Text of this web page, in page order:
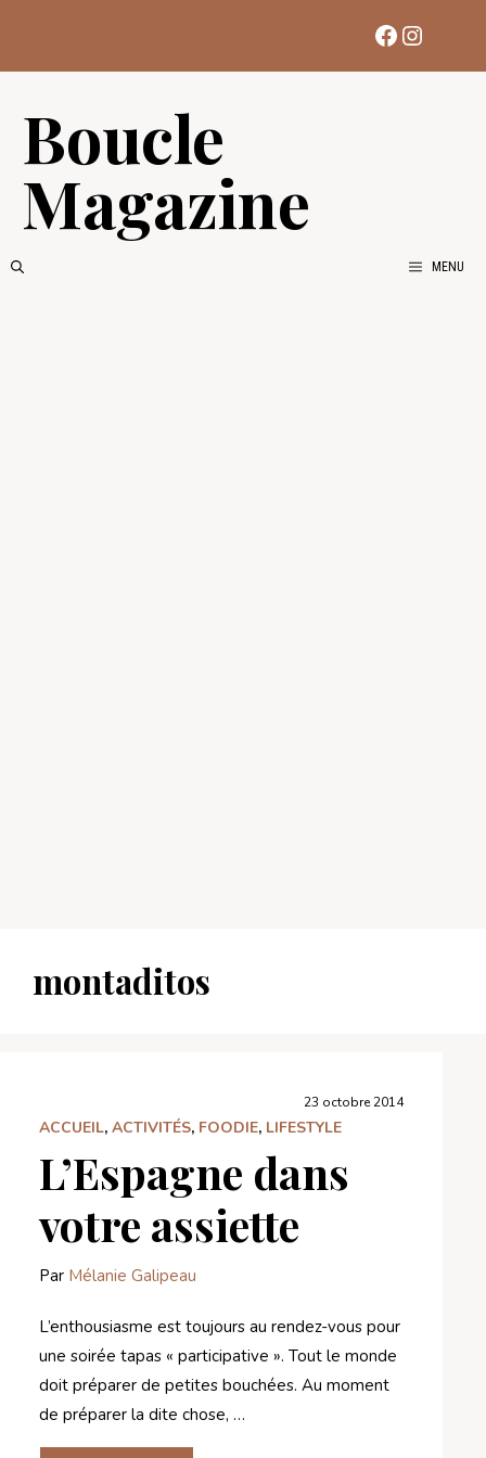
contenu
Facebook
Boucle
Magazine
MENU
montaditos
23 octobre 2014
ACCUEIL, ACTIVITÉS, FOODIE, LIFESTYLE
L’Espagne dans
votre assiette
Par Mélanie Galipeau
L’enthousiasme est toujours au rendez-vous pour
une soirée tapas « participative ». Tout le monde
doit préparer de petites bouchées. Au moment
de préparer la dite chose, …